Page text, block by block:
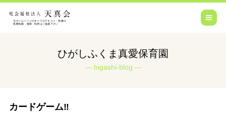
ひがしふくま真愛保育園
higashi-blog
カードゲーム‼